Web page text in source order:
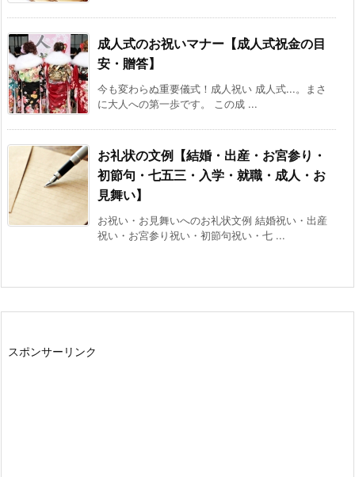
成人式のお祝いマナー【成人式祝金の目
安・贈答】
今も変わらぬ重要儀式！成人祝い 成人式...。まさ
に大人への第一歩です。 この成 ...
お礼状の文例【結婚・出産・お宮参り・
初節句・七五三・入学・就職・成人・お
見舞い】
お祝い・お見舞いへのお礼状文例 結婚祝い・出産
祝い・お宮参り祝い・初節句祝い・七 ...
スポンサーリンク